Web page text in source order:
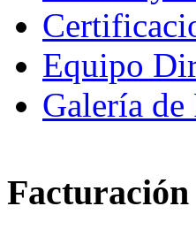
Equipo
Galería de